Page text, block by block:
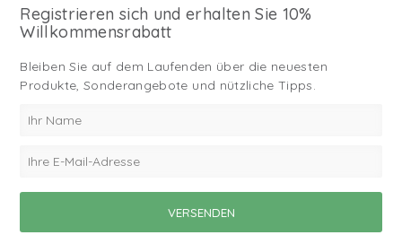
Registrieren sich und erhalten Sie 10%
Willkommensrabatt
Bleiben Sie auf dem Laufenden über die neuesten
Produkte, Sonderangebote und nützliche Tipps.